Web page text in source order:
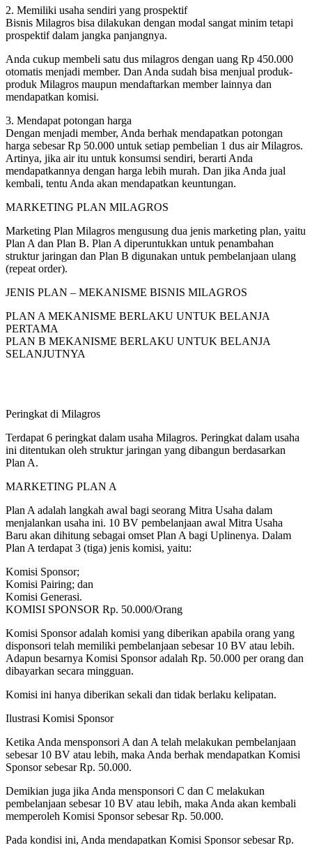
2. Memiliki usaha sendiri yang prospektif
Bisnis Milagros bisa dilakukan dengan modal sangat minim tetapi
prospektif dalam jangka panjangnya.
Anda cukup membeli satu dus milagros dengan uang Rp 450.000
otomatis menjadi member. Dan Anda sudah bisa menjual produk-
produk Milagros maupun mendaftarkan member lainnya dan
mendapatkan komisi.
3. Mendapat potongan harga
Dengan menjadi member, Anda berhak mendapatkan potongan
harga sebesar Rp 50.000 untuk setiap pembelian 1 dus air Milagros.
Artinya, jika air itu untuk konsumsi sendiri, berarti Anda
mendapatkannya dengan harga lebih murah. Dan jika Anda jual
kembali, tentu Anda akan mendapatkan keuntungan.
MARKETING PLAN MILAGROS
Marketing Plan Milagros mengusung dua jenis marketing plan, yaitu
Plan A dan Plan B. Plan A diperuntukkan untuk penambahan
struktur jaringan dan Plan B digunakan untuk pembelanjaan ulang
(repeat order).
JENIS PLAN – MEKANISME BISNIS MILAGROS
PLAN A MEKANISME BERLAKU UNTUK BELANJA
PERTAMA
PLAN B MEKANISME BERLAKU UNTUK BELANJA
SELANJUTNYA
Peringkat di Milagros
Terdapat 6 peringkat dalam usaha Milagros. Peringkat dalam usaha
ini ditentukan oleh struktur jaringan yang dibangun berdasarkan
Plan A.
MARKETING PLAN A
Plan A adalah langkah awal bagi seorang Mitra Usaha dalam
menjalankan usaha ini. 10 BV pembelanjaan awal Mitra Usaha
Baru akan dihitung sebagai omset Plan A bagi Uplinenya. Dalam
Plan A terdapat 3 (tiga) jenis komisi, yaitu:
Komisi Sponsor;
Komisi Pairing; dan
Komisi Generasi.
KOMISI SPONSOR Rp. 50.000/Orang
Komisi Sponsor adalah komisi yang diberikan apabila orang yang
disponsori telah memiliki pembelanjaan sebesar 10 BV atau lebih.
Adapun besarnya Komisi Sponsor adalah Rp. 50.000 per orang dan
dibayarkan secara mingguan.
Komisi ini hanya diberikan sekali dan tidak berlaku kelipatan.
Ilustrasi Komisi Sponsor
Ketika Anda mensponsori A dan A telah melakukan pembelanjaan
sebesar 10 BV atau lebih, maka Anda berhak mendapatkan Komisi
Sponsor sebesar Rp. 50.000.
Demikian juga jika Anda mensponsori C dan C melakukan
pembelanjaan sebesar 10 BV atau lebih, maka Anda akan kembali
memperoleh Komisi Sponsor sebesar Rp. 50.000.
Pada kondisi ini, Anda mendapatkan Komisi Sponsor sebesar Rp.